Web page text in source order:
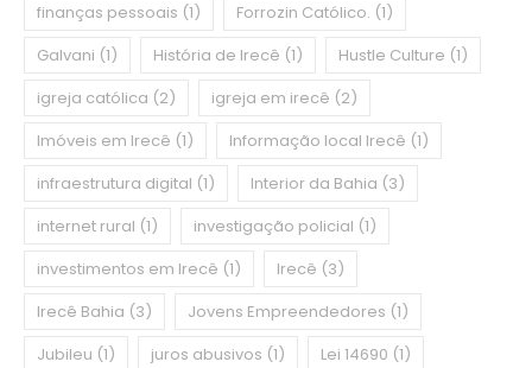
finanças pessoais (1) Forrozin Católico. (1)
Galvani (1) História de Irecê (1) Hustle Culture (1)
igreja católica (2) igreja em irecê (2)
Imóveis em Irecê (1) Informação local Irecê (1)
infraestrutura digital (1) Interior da Bahia (3)
internet rural (1) investigação policial (1)
investimentos em Irecê (1) Irecê (3)
Irecê Bahia (3) Jovens Empreendedores (1)
Jubileu (1) juros abusivos (1) Lei 14690 (1)